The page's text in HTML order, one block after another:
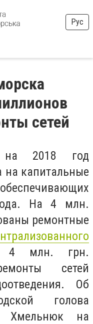
Рус
сетей
2018 год
на капитальные
На 4 млн.
ремонтные
млн. грн.
сетей
Об
голова
Хмельнюк на